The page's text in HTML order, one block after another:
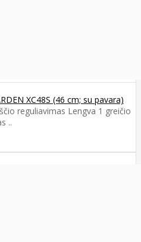
XC48S (46 cm; su pavara)
reguliavimas Lengva 1 greičio
..